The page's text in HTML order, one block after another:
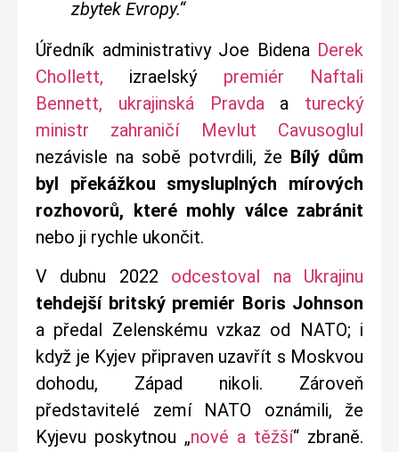
zbytek Evropy.“
Úředník administrativy Joe Bidena Derek
Chollett, izraelský premiér Naftali
Bennett,
ukrajinská Pravda a turecký
ministr zahraničí Mevlut Cavusoglul
nezávisle na sobě potvrdili, že Bílý dům
byl překážkou smysluplných mírových
rozhovorů, které mohly válce zabránit
nebo ji rychle ukončit.
V dubnu 2022 odcestoval na Ukrajinu
tehdejší britský premiér Boris Johnson
a předal Zelenskému vzkaz od NATO; i
když je Kyjev připraven uzavřít s Moskvou
dohodu, Západ nikoli. Zároveň
představitelé zemí NATO oznámili, že
Kyjevu poskytnou „nové a těžší“ zbraně.